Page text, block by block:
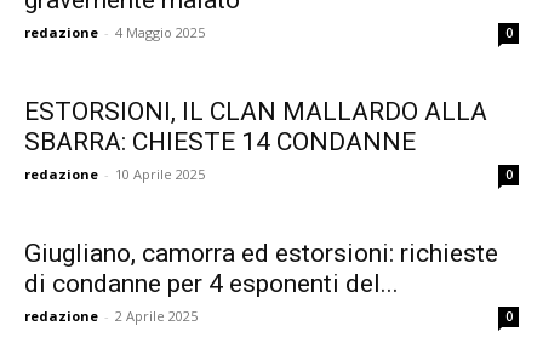
redazione - 4 Maggio 2025 0
ESTORSIONI, IL CLAN MALLARDO ALLA
SBARRA: CHIESTE 14 CONDANNE
redazione - 10 Aprile 2025 0
Giugliano, camorra ed estorsioni: richieste
di condanne per 4 esponenti del...
redazione - 2 Aprile 2025 0